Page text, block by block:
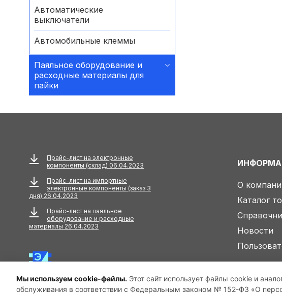
Мы используем cookie-файлы. Этот сайт использует файлы cookie и
обслуживания в соответствии с Федеральным законом № 152-ФЗ «О
Автоматические
выключатели
Автомобильные клеммы
Аккумуляторные батареи
Аксессуары
КОМПОНЕНТЫ
Амортизаторы
Анкера
АНТЕННЫ
Антенны GPS
Антенны WiFi
Антенны ТВ
Паяльное оборудование и
расходные материалы для
пайки
Прайс-лист на электронные
компоненты (склад) 06.04.2023
Прайс-лист на импортные
электронные компоненты (заказ 3
дня) 26.04.2023
Прайс-лист на паяльное
оборудование и расходные
материалы 26.04.2023
О
Каталог
Новости